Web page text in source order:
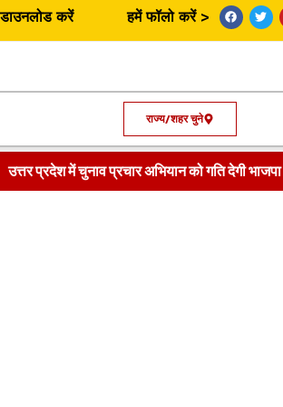
करें हमें फॉलो करें >
राज्य/शहर चुने
उत्तर प्रदेश में चुनाव प्रचार अभियान को गति देगी भाजपा